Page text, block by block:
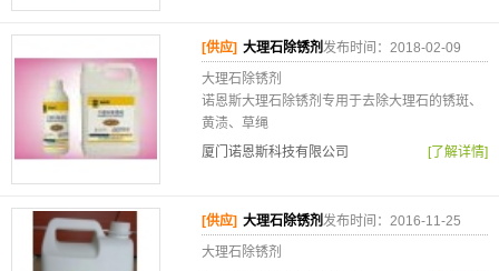
[供应] 大理石除锈剂发布时间：2018-02-09
大理石除锈剂
诺恩斯大理石除锈剂专用于去除大理石的锈斑、
黄渍、草绳
厦门诺恩斯科技有限公司
[了解详情]
[供应] 大理石除锈剂 发布时间：2016-11-25
大理石除锈剂